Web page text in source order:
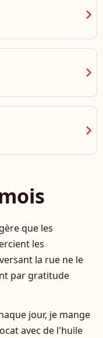
chevron_right
chevron_right
chevron_right
que les
les
la rue ne le
par gratitude
jour, je mange
avec de l'huile